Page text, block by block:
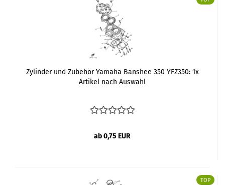
Zylinder und Zubehör Yamaha Banshee 350 YFZ350: 1x
Artikel nach Auswahl
ab 0,75 EUR
TOP